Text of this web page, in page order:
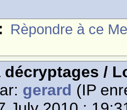
Rèpondre à ce
décryptages /
gerard (IP